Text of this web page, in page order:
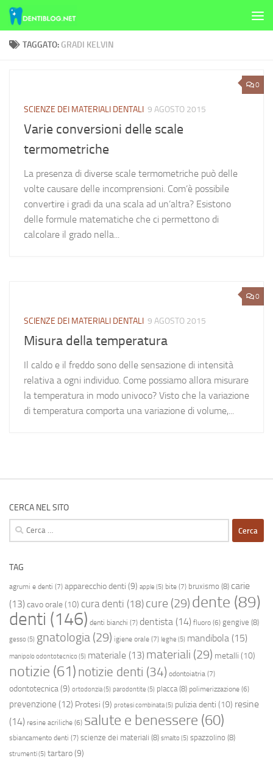
Skip to content
TAGGATO: GRADI KELVIN
0
SCIENZE DEI MATERIALI DENTALI 9 AGOSTO 2015
Varie conversioni delle scale
termometriche
La presenza di diverse scale termometriche può delle
volte causare delle incomprensioni. Com’è possibile
convertire i gradi da una scala ad un’altra? Esistono
delle formule matematiche che ci permettono di
calcolare il grado nella...
0
SCIENZE DEI MATERIALI DENTALI 9 AGOSTO 2015
Misura della temperatura
Il caldo e il freddo sono delle sensazione di intensità
relativa a ogni individuo. Come possiamo allora misurare
la temperatura in modo univoco? Visto che la variazione
di temperatura comporta una variazione di volume,...
CERCA NEL SITO
Ricerca
per:
TAG
agrumi e denti (7) apparecchio denti (9) apple (5) bite (7) bruxismo (8) carie
(13) cavo orale(10) cura denti (18) cure (29) dente (89)
denti (146) denti bianchi (7) dentista (14) fluoro (6) gengive (8)
gesso(5) gnatologia (29) igiene orale (7) leghe (5) mandibola (15)
manipolo odontotecnico(5) materiale (13) materiali (29) metalli (10)
notizie (61) notizie denti (34) odontoiatria (7)
odontotecnica(9) ortodonzia(5) parodontite (5) placca(8) polimerizzazione (6)
prevenzione (12) Protesi (9) protesi combinata(5) pulizia denti (10) resine
(14) resine acriliche (6) salute e benessere (60)
sbiancamento denti (7) scienze dei materiali (8) smalto(5) spazzolino (8)
strumenti(5) tartaro(9)